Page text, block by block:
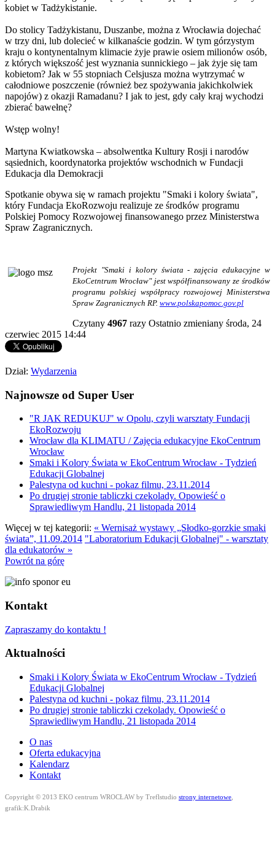
kobiet w Tadżykistanie.
Do stolicy Tadżykistanu, Duszanbe, można z Wrocławia dojechać
w trzy dni, lub dolecieć w kilkanaście godzin. W tym górzystym
kraju o kontynentalnym klimacie żyje prawie osiem milionów osób,
z których większość jest wyznania sunnickiego – jak żyje się tam
kobietom? Jak w 55 stopniach Celsjusza można wytrzymać w
całodniowe poszczenie (również bez spożywania jakichkolwiek
napojów) z okazji Ramadanu? I jak to jest, gdy cały kraj wychodzi
zbierać bawełnę?
Wstęp wolny!
Martyna Kwiatkowska – absolwentka Kultury Rosji i narodów
sąsiednich, koordynatorka projektów wschodnich w Fundacji
Edukacja dla Demokracji
Spotkanie obywa się w ramach projektu "Smaki i kolory świata",
który Fundacja EkoRozwoju realizuje ze środków programu
Polskiej Pomocy Rozwojowej finansowanego przez Ministerstwa
Spraw Zagranicznych.
Projekt "Smaki i kolory świata - zajęcia edukacyjne w
EkoCetntrum Wrocław" jest współfinansowany ze środków
programu polskiej współpracy rozwojowej Ministerstwa
Spraw Zagranicznych RP. www.polskapomoc.gov.pl
Czytany 4967 razy Ostatnio zmieniany środa, 24
czerwiec 2015 14:44
Dział: Wydarzenia
Najnowsze od Super User
"R JAK REDUKUJ" w Opolu, czyli warsztaty Fundacji
EkoRozwoju
Wrocław dla KLIMATU / Zajęcia edukacyjne EkoCentrum
Wrocław
Smaki i Kolory Świata w EkoCentrum Wrocław - Tydzień
Edukacji Globalnej
Palestyna od kuchni - pokaz filmu, 23.11.2014
Po drugiej stronie tabliczki czekolady. Opowieść o
Sprawiedliwym Handlu, 21 listopada 2014
Więcej w tej kategorii: « Wernisaż wystawy „Słodko-gorzkie smaki
świata”, 11.09.2014 "Laboratorium Edukacji Globalnej" - warsztaty
dla edukatorów »
Powrót na górę
Kontakt
Zapraszamy do kontaktu !
Aktualności
Smaki i Kolory Świata w EkoCentrum Wrocław - Tydzień
Edukacji Globalnej
Palestyna od kuchni - pokaz filmu, 23.11.2014
Po drugiej stronie tabliczki czekolady. Opowieść o
Sprawiedliwym Handlu, 21 listopada 2014
O nas
Oferta edukacyjna
Kalendarz
Kontakt
Copyright © 2013 EKO centrum WROCŁAW by Treflstudio strony internetowe
grafik:K.Drabik